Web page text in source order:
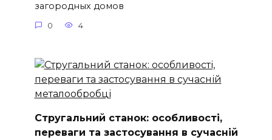
загородных домов
0 4
Стругальний станок: особливості,
переваги та застосування в сучасній